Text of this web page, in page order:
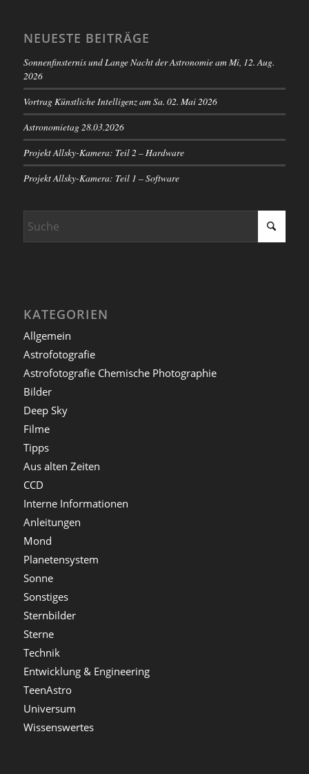
NEUESTE BEITRÄGE
Sonnenfinsternis und Lange Nacht der Astronomie am Mi, 12. Aug.
2026
Vortrag Künstliche Intelligenz am Sa. 02. Mai 2026
Astronomietag 28.03.2026
Projekt Allsky-Kamera: Teil 2 – Hardware
Projekt Allsky-Kamera: Teil 1 – Software
KATEGORIEN
Allgemein
Astrofotografie
Astrofotografie Chemische Photographie
Bilder
Deep Sky
Filme
Tipps
Aus alten Zeiten
CCD
Interne Informationen
Anleitungen
Mond
Planetensystem
Sonne
Sonstiges
Sternbilder
Sterne
Technik
Entwicklung & Engineering
TeenAstro
Universum
Wissenswertes